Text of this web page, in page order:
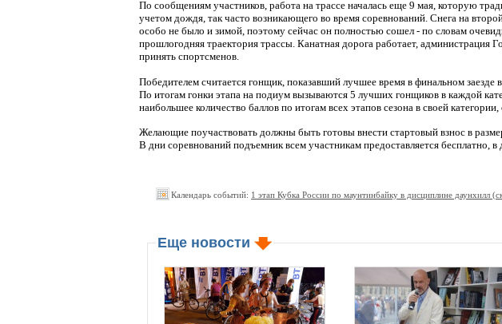
По сообщениям участников, работа на трассе началась еще 9 мая, которую
учетом дождя, так часто возникающего во время соревнований. Снега на
особо не было и зимой, поэтому сейчас он полностью сошел - по словам
прошлогодняя траектория трассы. Канатная дорога работает, администрация
принять спортсменов.
Победителем считается гонщик, показавший лучшее время в финальном заезде
По итогам гонки этапа на подиум вызываются 5 лучших гонщиков в каждой
наибольшее количество баллов по итогам всех этапов сезона в своей
Желающие поучаствовать должны быть готовы внести стартовый взнос в
В дни соревнований подъемник всем участникам предоставляется бесплатно,
Календарь событий: 1 этап Кубка России по маунтинбайку в дисциплине даунхилл
Еще новости